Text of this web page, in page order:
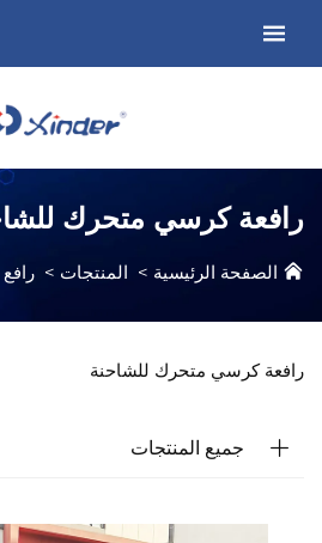
رافعة كرسي متحرك
الصفحة الرئيسية > المنتجات >
رافعة كرسي متحرك للشاحنة
جميع المنتجات